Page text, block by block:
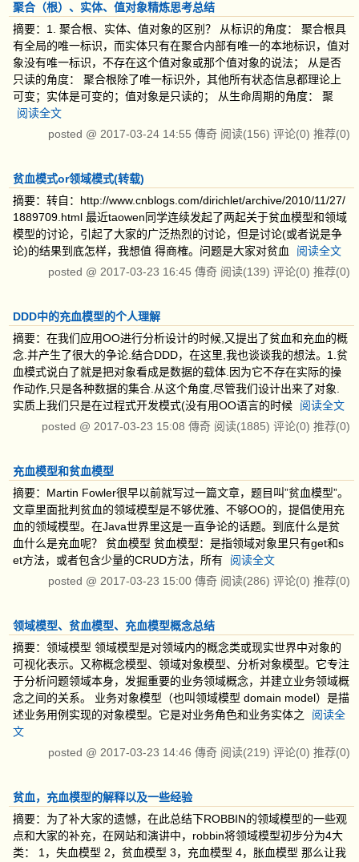
聚合（根）、实体、值对象精炼思考总结
摘要：1. 聚合根、实体、值对象的区别？ 从标识的角度： 聚合根具
有全局的唯一标识，而实体只有在聚合内部有唯一的本地标识，值对
象没有唯一标识，不存在这个值对象或那个值对象的说法； 从是否
只读的角度： 聚合根除了唯一标识外，其他所有状态信息都理论上
可变；实体是可变的；值对象是只读的； 从生命周期的角度： 聚
阅读全文
posted @ 2017-03-24 14:55 傳奇 阅读(156) 评论(0) 推荐(0)
贫血模式or领域模式(转载)
摘要：转自：http://www.cnblogs.com/dirichlet/archive/2010/11/27/
1889709.html 最近taowen同学连续发起了两起关于贫血模型和领域
模型的讨论，引起了大家的广泛热烈的讨论，但是讨论(或者说是争
论)的结果到底怎样，我想值 得商榷。问题是大家对贫血
阅读全文
posted @ 2017-03-23 16:45 傳奇 阅读(139) 评论(0) 推荐(0)
DDD中的充血模型的个人理解
摘要：在我们应用OO进行分析设计的时候,又提出了贫血和充血的概
念.并产生了很大的争论.结合DDD，在这里,我也谈谈我的想法。1.贫
血模式说白了就是把对象看成是数据的载体.因为它不存在实际的操
作动作,只是各种数据的集合.从这个角度,尽管我们设计出来了对象.
实质上我们只是在过程式开发模式(没有用OO语言的时候
阅读全文
posted @ 2017-03-23 15:08 傳奇 阅读(1885) 评论(0) 推荐(0)
充血模型和贫血模型
摘要：Martin Fowler很早以前就写过一篇文章，题目叫”贫血模型”。
文章里面批判贫血的领域模型是不够优雅、不够OO的，提倡使用充
血的领域模型。在Java世界里这是一直争论的话题。到底什么是贫
血什么是充血呢？ 贫血模型 贫血模型：是指领域对象里只有get和s
et方法，或者包含少量的CRUD方法，所有
阅读全文
posted @ 2017-03-23 15:00 傳奇 阅读(286) 评论(0) 推荐(0)
领域模型、贫血模型、充血模型概念总结
摘要：领域模型 领域模型是对领域内的概念类或现实世界中对象的
可视化表示。又称概念模型、领域对象模型、分析对象模型。它专注
于分析问题领域本身，发掘重要的业务领域概念，并建立业务领域概
念之间的关系。 业务对象模型（也叫领域模型 domain model）是描
述业务用例实现的对象模型。它是对业务角色和业务实体之
阅读全
文
posted @ 2017-03-23 14:46 傳奇 阅读(219) 评论(0) 推荐(0)
贫血，充血模型的解释以及一些经验
摘要：为了补大家的遗憾，在此总结下ROBBIN的领域模型的一些观
点和大家的补充，在网站和演讲中，robbin将领域模型初步分为4大
类： 1，失血模型 2，贫血模型 3，充血模型 4，胀血模型 那么让我